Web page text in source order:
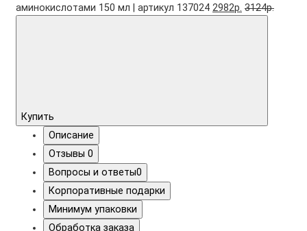
аминокислотами 150 мл | артикул 137024 2982р. 3124р.
Купить
Описание
Отзывы 0
Вопросы и ответы0
Корпоративные подарки
Минимум упаковки
Обработка заказа